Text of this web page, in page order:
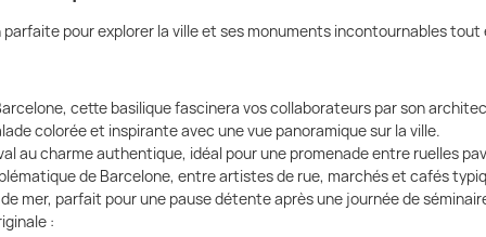
parfaite pour explorer la ville et ses monuments incontournables tout
cette basilique fascinera vos collaborateurs par son
colorée et inspirante avec une vue panoramique sur la ville.
au charme authentique, idéal pour une promenade entre ruelles
de Barcelone, entre artistes de rue, marchés et cafés
mer, parfait pour une pause détente après une journée de
: